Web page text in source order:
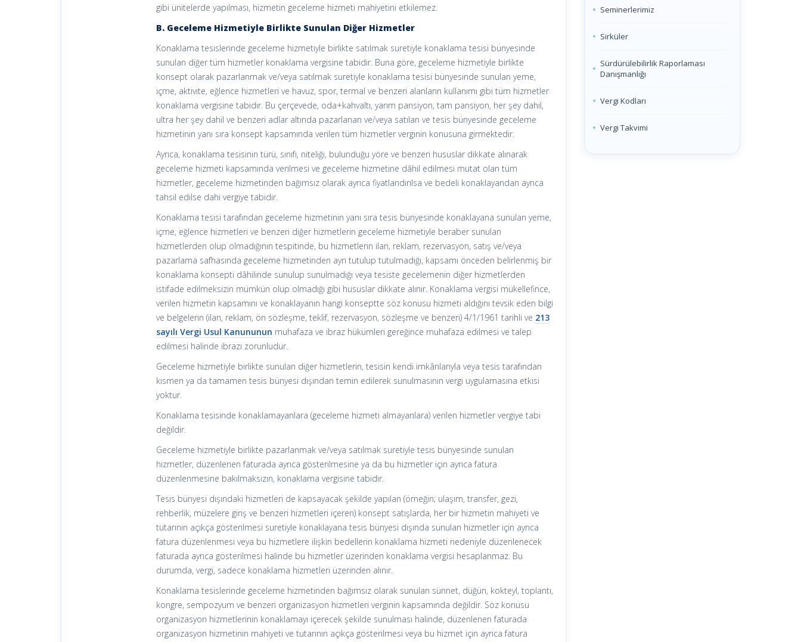
gibi ünitelerde yapılması, hizmetin geceleme hizmeti mahiyetini etkilemez.
B. Geceleme Hizmetiyle Birlikte Sunulan Diğer Hizmetler
Konaklama tesislerinde geceleme hizmetiyle birlikte satılmak suretiyle konaklama tesisi bünyesinde
sunulan diğer tüm hizmetler konaklama vergisine tabidir. Buna göre, geceleme hizmetiyle birlikte
konsept olarak pazarlanmak ve/veya satılmak suretiyle konaklama tesisi bünyesinde sunulan yeme,
içme, aktivite, eğlence hizmetleri ve havuz, spor, termal ve benzeri alanların kullanımı gibi tüm hizmetler
konaklama vergisine tabidir. Bu çerçevede, oda+kahvaltı, yarım pansiyon, tam pansiyon, her şey dahil,
ultra her şey dahil ve benzeri adlar altında pazarlanan ve/veya satılan ve tesis bünyesinde geceleme
hizmetinin yanı sıra konsept kapsamında verilen tüm hizmetler verginin konusuna girmektedir.
Ayrıca, konaklama tesisinin türü, sınıfı, niteliği, bulunduğu yöre ve benzeri hususlar dikkate alınarak
geceleme hizmeti kapsamında verilmesi ve geceleme hizmetine dâhil edilmesi mutat olan tüm
hizmetler, geceleme hizmetinden bağımsız olarak ayrıca fiyatlandırılsa ve bedeli konaklayandan ayrıca
tahsil edilse dahi vergiye tabidir.
Konaklama tesisi tarafından geceleme hizmetinin yanı sıra tesis bünyesinde konaklayana sunulan yeme,
içme, eğlence hizmetleri ve benzeri diğer hizmetlerin geceleme hizmetiyle beraber sunulan
hizmetlerden olup olmadığının tespitinde, bu hizmetlerin ilan, reklam, rezervasyon, satış ve/veya
pazarlama safhasında geceleme hizmetinden ayrı tutulup tutulmadığı, kapsamı önceden belirlenmiş bir
konaklama konsepti dâhilinde sunulup sunulmadığı veya tesiste gecelemenin diğer hizmetlerden
istifade edilmeksizin mümkün olup olmadığı gibi hususlar dikkate alınır. Konaklama vergisi mükellefince,
verilen hizmetin kapsamını ve konaklayanın hangi konseptte söz konusu hizmeti aldığını tevsik eden bilgi
ve belgelerin (ilan, reklam, ön sözleşme, teklif, rezervasyon, sözleşme ve benzeri) 4/1/1961 tarihli ve 213
sayılı Vergi Usul Kanununun muhafaza ve ibraz hükümleri gereğince muhafaza edilmesi ve talep
edilmesi halinde ibrazı zorunludur.
Geceleme hizmetiyle birlikte sunulan diğer hizmetlerin, tesisin kendi imkânlarıyla veya tesis tarafından
kısmen ya da tamamen tesis bünyesi dışından temin edilerek sunulmasının vergi uygulamasına etkisi
yoktur.
Konaklama tesisinde konaklamayanlara (geceleme hizmeti almayanlara) verilen hizmetler vergiye tabi
değildir.
Geceleme hizmetiyle birlikte pazarlanmak ve/veya satılmak suretiyle tesis bünyesinde sunulan
hizmetler, düzenlenen faturada ayrıca gösterilmesine ya da bu hizmetler için ayrıca fatura
düzenlenmesine bakılmaksızın, konaklama vergisine tabidir.
Tesis bünyesi dışındaki hizmetleri de kapsayacak şekilde yapılan (örneğin; ulaşım, transfer, gezi,
rehberlik, müzelere giriş ve benzeri hizmetleri içeren) konsept satışlarda, her bir hizmetin mahiyeti ve
tutarının açıkça gösterilmesi suretiyle konaklayana tesis bünyesi dışında sunulan hizmetler için ayrıca
fatura düzenlenmesi veya bu hizmetlere ilişkin bedellerin konaklama hizmeti nedeniyle düzenlenecek
faturada ayrıca gösterilmesi halinde bu hizmetler üzerinden konaklama vergisi hesaplanmaz. Bu
durumda, vergi, sadece konaklama hizmetleri üzerinden alınır.
Konaklama tesislerinde geceleme hizmetinden bağımsız olarak sunulan sünnet, düğün, kokteyl, toplantı,
kongre, sempozyum ve benzeri organizasyon hizmetleri verginin kapsamında değildir. Söz konusu
organizasyon hizmetlerinin konaklamayı içerecek şekilde sunulması halinde, düzenlenen faturada
organizasyon hizmetinin mahiyeti ve tutarının açıkça gösterilmesi veya bu hizmet için ayrıca fatura
Seminerlerimiz
Sirküler
Sürdürülebilirlik Raporlaması
Danışmanlığı
Vergi Kodları
Vergi Takvimi